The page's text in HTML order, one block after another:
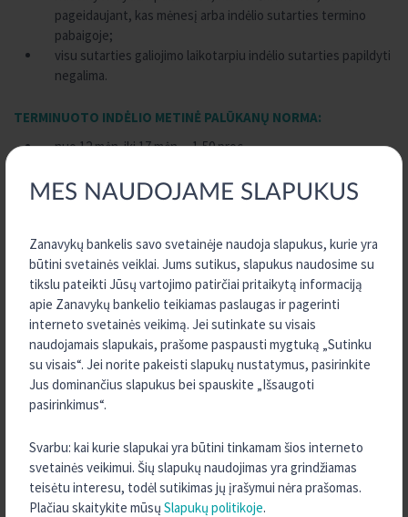
MES NAUDOJAME SLAPUKUS
Zanavykų bankelis savo svetainėje naudoja slapukus, kurie yra
būtini svetainės veiklai. Jums sutikus, slapukus naudosime su
tikslu pateikti Jūsų vartojimo patirčiai pritaikytą informaciją
apie Zanavykų bankelio teikiamas paslaugas ir pagerinti
interneto svetainės veikimą. Jei sutinkate su visais
naudojamais slapukais, prašome paspausti mygtuką „Sutinku
su visais“. Jei norite pakeisti slapukų nustatymus, pasirinkite
Jus dominančius slapukus bei spauskite „Išsaugoti
pasirinkimus“.
Svarbu: kai kurie slapukai yra būtini tinkamam šios interneto
svetainės veikimui. Šių slapukų naudojimas yra grindžiamas
teisėtu interesu, todėl sutikimas jų įrašymui nėra prašomas.
Plačiau skaitykite mūsų Slapukų politikoje.
pageidaujant, kas mėnesį arba indėlio sutarties termino
pabaigoje;
visu sutarties galiojimo laikotarpiu indėlio sutarties papildyti
negalima.
TERMINUOTO INDĖLIO METINĖ PALŪKANŲ NORMA:
nuo 12 mėn. iki 17 mėn. – 1,50 proc.
nuo 24 mėn. iki 35 mėn. – 1,50 proc.
nuo 36 mėn. iki 47 mėn. – 0,90 proc.
60 mėn. ir daugiau – 1,50 proc.
Terminuoto indėlio sutartį galite sudaryti interneto bankee.kreda
arba atvykę įkredito uniją Zanavykų bankelis.
Sudarydami terminuoto indėlio sutartį interneto banke e.kreda,
gausite papildomą 0,1 procento palūkanų priedą.
DRAUDIMĄ
Detali informacija apie indėlių draudimo sąlygas ir atvejus, kai
indėliai nėra draudžiami ir kai yra taikomi indėlių draudimo išmokų